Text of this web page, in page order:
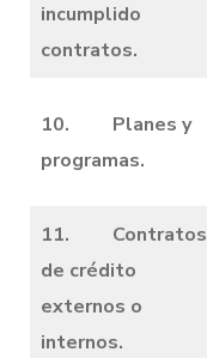
incumplido
contratos.
10. Planes y
programas.
11. Contratos
de crédito
externos o
internos.